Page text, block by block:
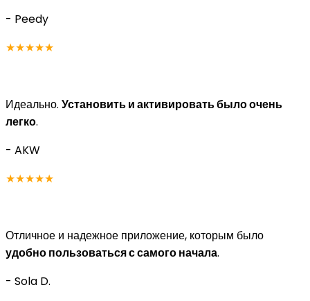
- Peedy
★★★★★
Идеально. Установить и активировать было очень
легко.
- AKW
★★★★★
Отличное и надежное приложение, которым было
удобно пользоваться с самого начала.
- Sola D.